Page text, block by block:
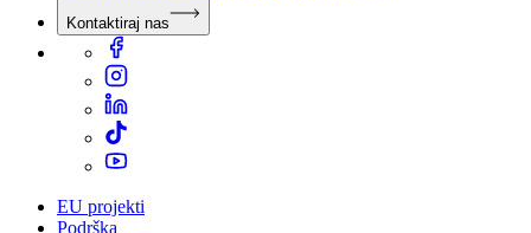
Kontaktiraj nas
EU projekti
Podrška